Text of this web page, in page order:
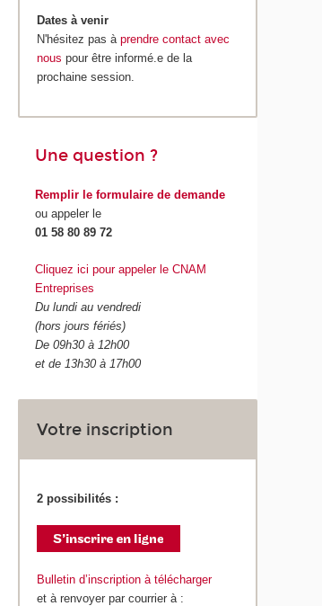
Dates à venir
N'hésitez pas àprendre contact avec
nous pour être informé.e de la
prochaine session.
Une question ?
Remplir le formulaire de demande
ou appeler le
01 58 80 89 72
Cliquez ici pour appeler le CNAM
Entreprises
Du lundi au vendredi
(hors jours fériés)
De 09h30 à 12h00
et de 13h30 à 17h00
Votre inscription
2 possibilités :
Bulletin d’inscription à télécharger
et à renvoyer par courrier à :